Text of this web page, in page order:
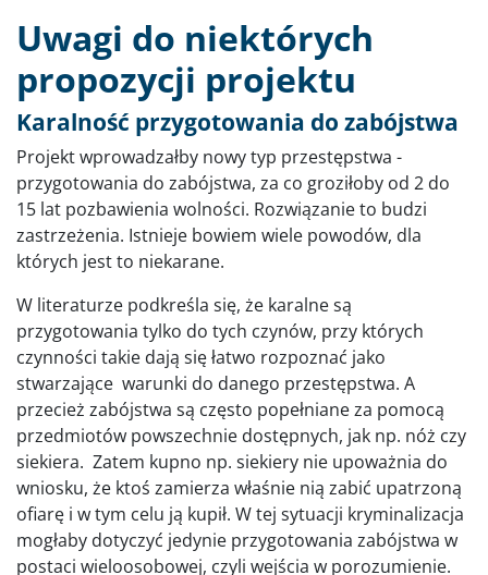
Uwagi do niektórych
propozycji projektu
Karalność przygotowania do zabójstwa
Projekt wprowadzałby nowy typ przestępstwa -
przygotowania do zabójstwa, za co groziłoby od 2 do
15 lat pozbawienia wolności. Rozwiązanie to budzi
zastrzeżenia. Istnieje bowiem wiele powodów, dla
których jest to niekarane.
W literaturze podkreśla się, że karalne są
przygotowania tylko do tych czynów, przy których
czynności takie dają się łatwo rozpoznać jako
stwarzające warunki do danego przestępstwa. A
przecież zabójstwa są często popełniane za pomocą
przedmiotów powszechnie dostępnych, jak np. nóż czy
siekiera. Zatem kupno np. siekiery nie upoważnia do
wniosku, że ktoś zamierza właśnie nią zabić upatrzoną
ofiarę i w tym celu ją kupił. W tej sytuacji kryminalizacja
mogłaby dotyczyć jedynie przygotowania zabójstwa w
postaci wieloosobowej, czyli wejścia w porozumienie.